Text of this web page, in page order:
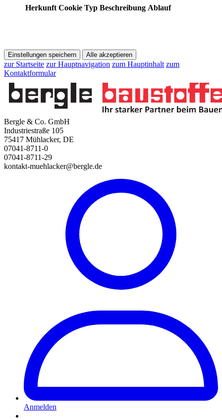
Herkunft Cookie Typ Beschreibung Ablauf
Einstellungen speichern Alle akzeptieren
zur Startseite zur Hauptnavigation zum Hauptinhalt zum
Kontaktformular
Bergle & Co. GmbH
Industriestraße 105
75417 Mühlacker, DE
07041-8711-0
07041-8711-29
kontakt-muehlacker@bergle.de
Anmelden